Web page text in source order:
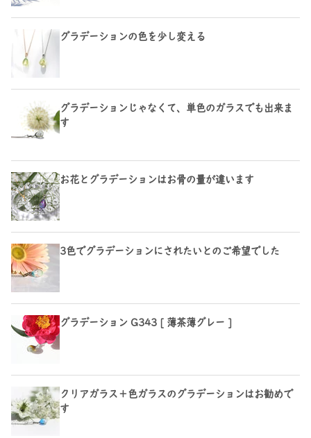
グラデーションの色を少し変える
グラデーションじゃなくて、単色のガラスでも出来ま
す
お花とグラデーションはお骨の量が違います
3色でグラデーションにされたいとのご希望でした
グラデーション G343 [ 薄茶薄グレー ]
クリアガラス＋色ガラスのグラデーションはお勧めで
す